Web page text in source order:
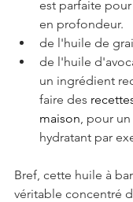
est parfaite
en profondeur.
de l'huile de
de l'huile
un ingrédient
faire des
maison, pour
hydratant par
Bref, cette huile à
véritable concentré